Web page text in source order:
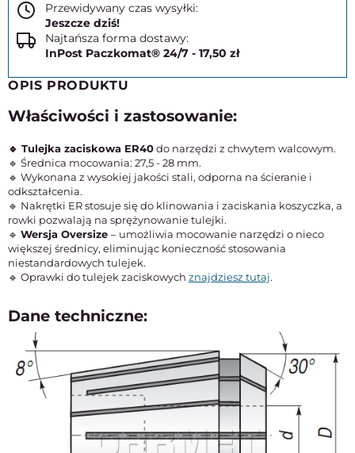
Przewidywany czas wysyłki:
Jeszcze dziś!
Najtańsza forma dostawy:
InPost Paczkomat® 24/7 - 17,50 zł
OPIS PRODUKTU
Właściwości i zastosowanie:
🔹 Tulejka zaciskowa ER40do narzędzi z chwytem walcowym.
🔹 Średnica mocowania: 27,5 - 28 mm.
🔹 Wykonana z wysokiej jakości stali, odporna na ścieranie i
odkształcenia.
🔹 Nakrętki ERstosuje się do klinowania i zaciskania koszyczka, a
rowki pozwalają na sprężynowanie tulejki.
🔹 Wersja Oversize – umożliwia mocowanie narzędzi o nieco
większej średnicy, eliminując konieczność stosowania
niestandardowych tulejek.
🔹 Oprawki do tulejek zaciskowych znajdziesz tutaj.
Dane techniczne: